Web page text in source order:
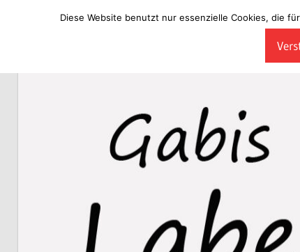
Diese Website benutzt nur essenzielle Cookies, die